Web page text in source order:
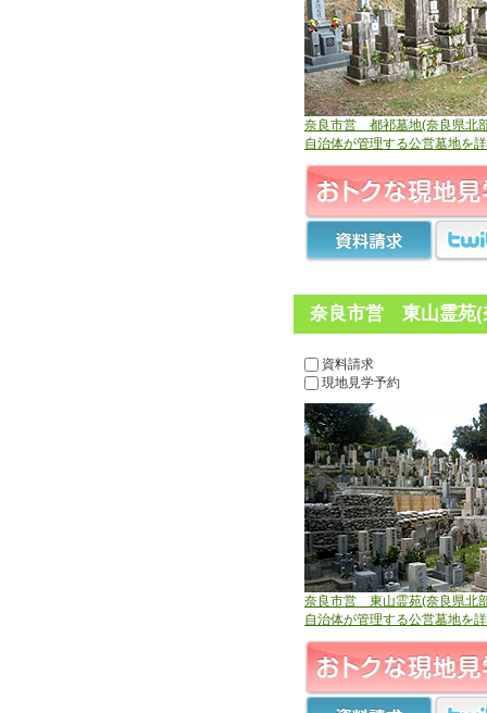
奈良市営 都祁墓地(奈良県北
自治体が管理する公営墓地を
奈良市営 東山霊苑(
資料請求
現地見学予約
奈良市営 東山霊苑(奈良県北
自治体が管理する公営墓地を